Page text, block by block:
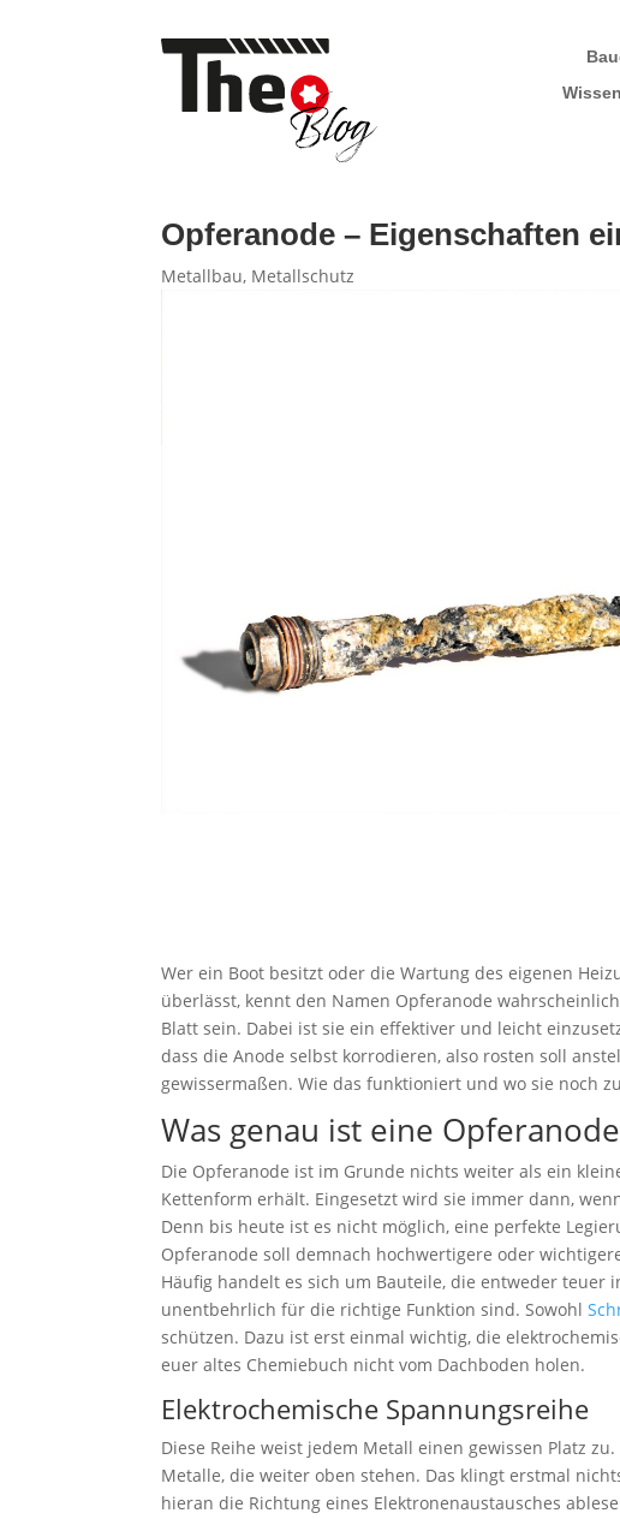
Opferanode – Eigenschaften
Metallbau, Metallschutz
Wer ein Boot besitzt oder die Wartung des eigenen
überlässt, kennt den Namen Opferanode
Blatt sein. Dabei ist sie ein effektiver und leicht
dass die Anode selbst korrodieren, also rosten soll
gewissermaßen. Wie das funktioniert und wo sie noch
Was genau ist eine
Die Opferanode ist im Grunde nichts weiter als ein
Kettenform erhält. Eingesetzt wird sie immer dann,
Denn bis heute ist es nicht möglich, eine perfekte
Opferanode soll demnach hochwertigere oder
Häufig handelt es sich um Bauteile, die entweder
unentbehrlich für die richtige Funktion sind. Sowohl
schützen. Dazu ist erst einmal wichtig, die
euer altes Chemiebuch nicht vom Dachboden holen.
Elektrochemische Spannungsreihe
Diese Reihe weist jedem Metall einen gewissen Platz
Metalle, die weiter oben stehen. Das klingt erstmal
hieran die Richtung eines Elektronenaustausches